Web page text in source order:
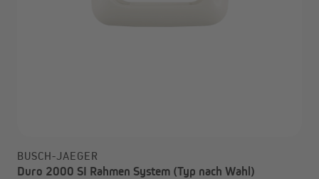
BUSCH-JAEGER
Duro 2000 SI Rahmen System (Typ nach Wahl)